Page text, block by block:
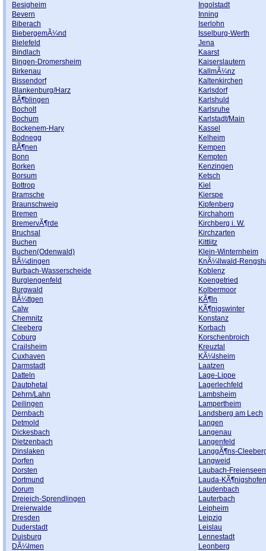
Besigheim
Ingolstadt
Bevern
Inning
Biberach
Iserlohn
BiebergemÃ¼nd
Isselburg-Werth
Bielefeld
Jena
Bindlach
Kaarst
Bingen-Dromersheim
Kaiserslautern
Birkenau
KallmÃ¼nz
Bissendorf
Kaltenkirchen
Blankenburg/Harz
Karlsdorf
BÃ¶blingen
Karlshuld
Bocholt
Karlsruhe
Bochum
Karlstadt/Main
Bockenem-Hary
Kassel
Bodnegg
Kelheim
BÃ¶nen
Kempen
Bonn
Kempten
Borken
Kenzingen
Borsum
Ketsch
Bottrop
Kiel
Bramsche
Kierspe
Braunschweig
Kipfenberg
Bremen
Kirchahorn
BremervÃ¶rde
Kirchberg i. W.
Bruchsal
Kirchzarten
Buchen
Kittlitz
Buchen(Odenwald)
Klein-Winternheim
BÃ¼dingen
KnÃ¼llwald-
Burbach-Wasserscheide
Koblenz
Burglengenfeld
Koengetried
Burgwald
Kolbermoor
BÃ¼ttgen
KÃ¶ln
Calw
KÃ¶nigswinter
Chemnitz
Konstanz
Cleeberg
Korbach
Coburg
Korschenbroich
Crailsheim
Kreuztal
Cuxhaven
KÃ¼lsheim
Darmstadt
Laatzen
Datteln
Lage-Lippe
Dautphetal
Lagerlechfeld
Dehrn/Lahn
Lambsheim
Deilingen
Lampertheim
Dernbach
Landsberg am Lech
Detmold
Langen
Dickesbach
Langenau
Dietzenbach
Langenfeld
Dinslaken
LanggÃ¶ns-
Dorfen
Langweid
Dorsten
Laubach-Freienseen
Dortmund
Lauda-
Dorum
Laudenbach
Dreieich-Sprendlingen
Lauterbach
Dreierwalde
Leipheim
Dresden
Leipzig
Duderstadt
Leislau
Duisburg
Lennestadt
DÃ¼lmen
Leonberg